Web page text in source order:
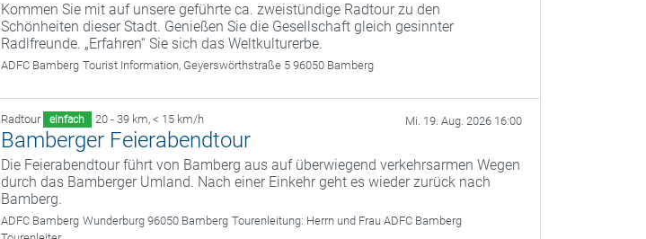
Kommen Sie mit auf unsere geführte ca. zweistündige Radtour zu den
Schönheiten dieser Stadt. Genießen Sie die Gesellschaft gleich gesinnter
Radlfreunde. „Erfahren“ Sie sich das Weltkulturerbe.
ADFC Bamberg Tourist Information, Geyerswörthstraße 5 96050 Bamberg
Radtour einfach 20 - 39 km, < 15 km/h Mi. 19. Aug. 2026 16:00
Bamberger Feierabendtour
Die Feierabendtour führt von Bamberg aus auf überwiegend verkehrsarmen Wegen
durch das Bamberger Umland. Nach einer Einkehr geht es wieder zurück nach
Bamberg.
ADFC Bamberg Wunderburg 96050 Bamberg Tourenleitung: Herrn und Frau ADFC Bamberg